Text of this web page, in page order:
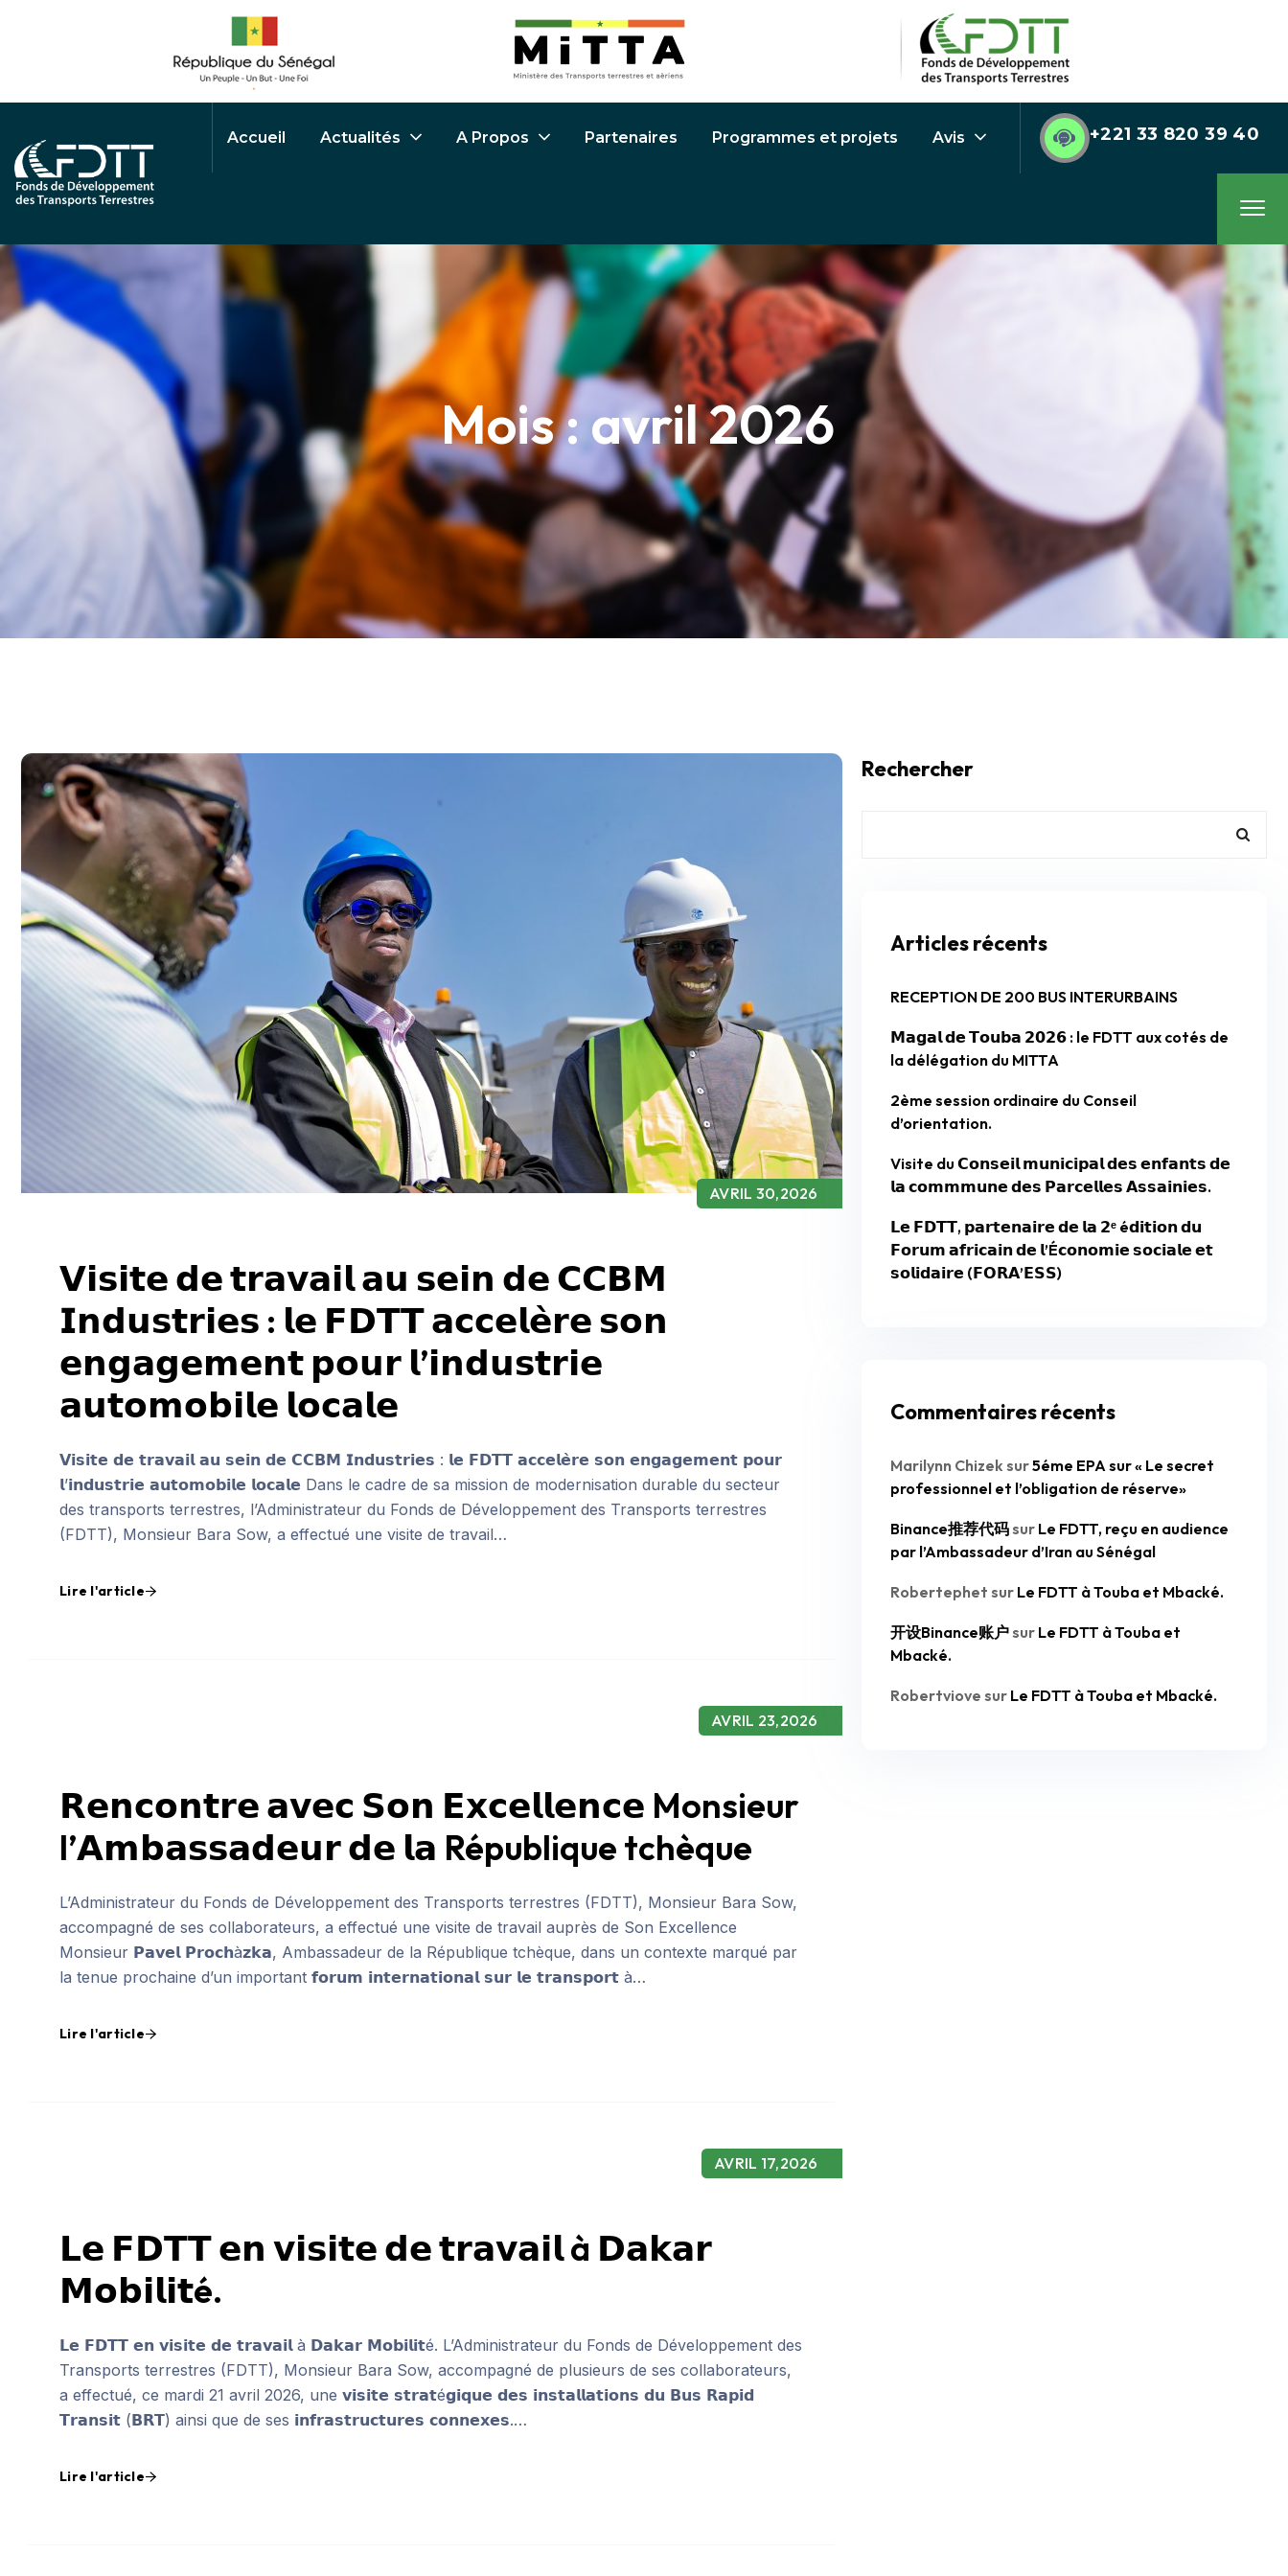
Accueil Actualités A Propos Partenaires Programmes et projets Avis +221 33 820 39 40
Mois :avril 2026
AVRIL 30,2026
𝗩𝗶𝘀𝗶𝘁𝗲 𝗱𝗲 𝘁𝗿𝗮𝘃𝗮𝗶𝗹 𝗮𝘂 𝘀𝗲𝗶𝗻 𝗱𝗲 𝗖𝗖𝗕𝗠
𝗜𝗻𝗱𝘂𝘀𝘁𝗿𝗶𝗲𝘀 : 𝗹𝗲 𝗙𝗗𝗧𝗧 𝗮𝗰𝗰𝗲𝗹𝗲̀𝗿𝗲 𝘀𝗼𝗻
𝗲𝗻𝗴𝗮𝗴𝗲𝗺𝗲𝗻𝘁 𝗽𝗼𝘂𝗿 𝗹’𝗶𝗻𝗱𝘂𝘀𝘁𝗿𝗶𝗲
𝗮𝘂𝘁𝗼𝗺𝗼𝗯𝗶𝗹𝗲 𝗹𝗼𝗰𝗮𝗹𝗲
𝗩𝗶𝘀𝗶𝘁𝗲 𝗱𝗲 𝘁𝗿𝗮𝘃𝗮𝗶𝗹 𝗮𝘂 𝘀𝗲𝗶𝗻 𝗱𝗲 𝗖𝗖𝗕𝗠 𝗜𝗻𝗱𝘂𝘀𝘁𝗿𝗶𝗲𝘀 : 𝗹𝗲 𝗙𝗗𝗧𝗧 𝗮𝗰𝗰𝗲𝗹𝗲̀𝗿𝗲 𝘀𝗼𝗻 𝗲𝗻𝗴𝗮𝗴𝗲𝗺𝗲𝗻𝘁 𝗽𝗼𝘂𝗿
𝗹’𝗶𝗻𝗱𝘂𝘀𝘁𝗿𝗶𝗲 𝗮𝘂𝘁𝗼𝗺𝗼𝗯𝗶𝗹𝗲 𝗹𝗼𝗰𝗮𝗹𝗲 Dans le cadre de sa mission de modernisation durable du secteur
des transports terrestres, l’Administrateur du Fonds de Développement des Transports terrestres
(FDTT), Monsieur Bara Sow, a effectué une visite de travail…
Lire l'article
AVRIL 23,2026
𝗥𝗲𝗻𝗰𝗼𝗻𝘁𝗿𝗲 𝗮𝘃𝗲𝗰 𝗦𝗼𝗻 𝗘𝘅𝗰𝗲𝗹𝗹𝗲𝗻𝗰𝗲 Monsieur
l’𝗔𝗺𝗯𝗮𝘀𝘀𝗮𝗱𝗲𝘂𝗿 𝗱𝗲 𝗹𝗮 République tchèque
L’Administrateur du Fonds de Développement des Transports terrestres (FDTT), Monsieur Bara Sow,
accompagné de ses collaborateurs, a effectué une visite de travail auprès de Son Excellence
Monsieur 𝗣𝗮𝘃𝗲𝗹 𝗣𝗿𝗼𝗰𝗵à𝘇𝗸𝗮, Ambassadeur de la République tchèque, dans un contexte marqué par
la tenue prochaine d’un important 𝗳𝗼𝗿𝘂𝗺 𝗶𝗻𝘁𝗲𝗿𝗻𝗮𝘁𝗶𝗼𝗻𝗮𝗹 𝘀𝘂𝗿 𝗹𝗲 𝘁𝗿𝗮𝗻𝘀𝗽𝗼𝗿𝘁 à…
Lire l'article
AVRIL 17,2026
𝗟𝗲 𝗙𝗗𝗧𝗧 𝗲𝗻 𝘃𝗶𝘀𝗶𝘁𝗲 𝗱𝗲 𝘁𝗿𝗮𝘃𝗮𝗶𝗹 à 𝗗𝗮𝗸𝗮𝗿
𝗠𝗼𝗯𝗶𝗹𝗶𝘁é.
𝗟𝗲 𝗙𝗗𝗧𝗧 𝗲𝗻 𝘃𝗶𝘀𝗶𝘁𝗲 𝗱𝗲 𝘁𝗿𝗮𝘃𝗮𝗶𝗹 à 𝗗𝗮𝗸𝗮𝗿 𝗠𝗼𝗯𝗶𝗹𝗶𝘁é. L’Administrateur du Fonds de Développement des
Transports terrestres (FDTT), Monsieur Bara Sow, accompagné de plusieurs de ses collaborateurs,
a effectué, ce mardi 21 avril 2026, une 𝘃𝗶𝘀𝗶𝘁𝗲 𝘀𝘁𝗿𝗮𝘁é𝗴𝗶𝗾𝘂𝗲 𝗱𝗲𝘀 𝗶𝗻𝘀𝘁𝗮𝗹𝗹𝗮𝘁𝗶𝗼𝗻𝘀 𝗱𝘂 𝗕𝘂𝘀 𝗥𝗮𝗽𝗶𝗱
𝗧𝗿𝗮𝗻𝘀𝗶𝘁 (𝗕𝗥𝗧) ainsi que de ses 𝗶𝗻𝗳𝗿𝗮𝘀𝘁𝗿𝘂𝗰𝘁𝘂𝗿𝗲𝘀 𝗰𝗼𝗻𝗻𝗲𝘅𝗲𝘀.…
Lire l'article
Rechercher
Articles récents
RECEPTION DE 200 BUS INTERURBAINS
𝗠𝗮𝗴𝗮𝗹 𝗱𝗲 𝗧𝗼𝘂𝗯𝗮 𝟮𝟬𝟮𝟲 : le FDTT aux cotés de
la délégation du MITTA
2ème session ordinaire du Conseil
d’orientation.
Visite du 𝗖𝗼𝗻𝘀𝗲𝗶𝗹 𝗺𝘂𝗻𝗶𝗰𝗶𝗽𝗮𝗹 𝗱𝗲𝘀 𝗲𝗻𝗳𝗮𝗻𝘁𝘀 𝗱𝗲
𝗹𝗮 𝗰𝗼𝗺𝗺𝗺𝘂𝗻𝗲 𝗱𝗲𝘀 𝗣𝗮𝗿𝗰𝗲𝗹𝗹𝗲𝘀 𝗔𝘀𝘀𝗮𝗶𝗻𝗶𝗲𝘀.
𝗟𝗲 𝗙𝗗𝗧𝗧, 𝗽𝗮𝗿𝘁𝗲𝗻𝗮𝗶𝗿𝗲 𝗱𝗲 𝗹𝗮 𝟮ᵉ é𝗱𝗶𝘁𝗶𝗼𝗻 𝗱𝘂
𝗙𝗼𝗿𝘂𝗺 𝗮𝗳𝗿𝗶𝗰𝗮𝗶𝗻 𝗱𝗲 𝗹’É𝗰𝗼𝗻𝗼𝗺𝗶𝗲 𝘀𝗼𝗰𝗶𝗮𝗹𝗲 𝗲𝘁
𝘀𝗼𝗹𝗶𝗱𝗮𝗶𝗿𝗲 (𝗙𝗢𝗥𝗔’𝗘𝗦𝗦)
Commentaires récents
Marilynn Chizek sur5éme EPA sur « Le secret
professionnel et l’obligation de réserve»
Binance推荐代码sur Le FDTT, reçu en audience
par l’Ambassadeur d’Iran au Sénégal
Robertephet sur Le FDTT à Touba et Mbacké.
开设Binance账户sur Le FDTT à Touba et
Mbacké.
Robertviove sur Le FDTT à Touba et Mbacké.